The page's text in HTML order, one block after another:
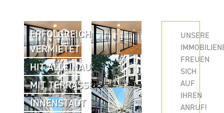
ERFOLGREICH
VERMIETET
HIT ALLEINAUFTRAG
MIT TERRASSE
INNENSTADT
UNSERE
FREUEN
SICH
AUF
IHREN
ANRUF!